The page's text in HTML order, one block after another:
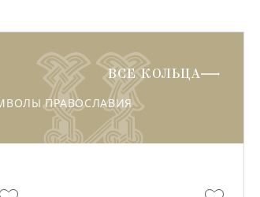
ПРАВОСЛАВИЯ
ВСЕ КОЛЬЦА